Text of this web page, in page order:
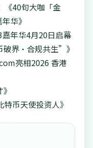
40句大咖「金
华》
年华4月20日启幕
破界·合规共生”》
亮相2026 香港
币天使投资人》